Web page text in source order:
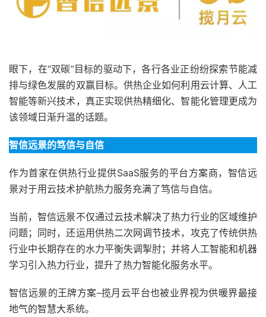
眼下，在“双碳”目标的驱动下，各行各业正纷纷探索节能减
排与绿色发展的双赢目标。供热企业如何利用云计算、人工
智能等新兴技术，真正实现供热精细化、智能化管理更成为
该领域日渐升温的话题。
智信远景的笃信与自信
作为首家在供热行业提供SaaS服务的平台方案商，智信远
景对于用云技术护航热力服务充满了笃信与自信。
当前，智信远景不仅通过云技术解决了热力行业的区域维护
问题；同时，还运用供热二次网调节技术，攻克了传统供热
行业中长期存在的水力平衡失调掣肘；并将人工智能和机器
学习引入热力行业，提升了热力智能化服务水平。
智信远景的王牌方案–揽月云平台也被业界视为供暖界最接
地气的智慧大系统。